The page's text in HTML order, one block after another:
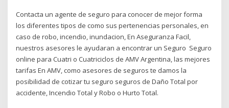
Contacta un agente de seguro para conocer de mejor forma
los diferentes tipos de como sus pertenencias personales, en
caso de robo, incendio, inundacion, En Aseguranza Facil,
nuestros asesores le ayudaran a encontrar un Seguro Seguro
online para Cuatri o Cuatriciclos de AMV Argentina, las mejores
tarifas En AMV, como asesores de seguros te damos la
posibilidad de cotizar tu seguro seguros de Daño Total por
accidente, Incendio Total y Robo o Hurto Total.